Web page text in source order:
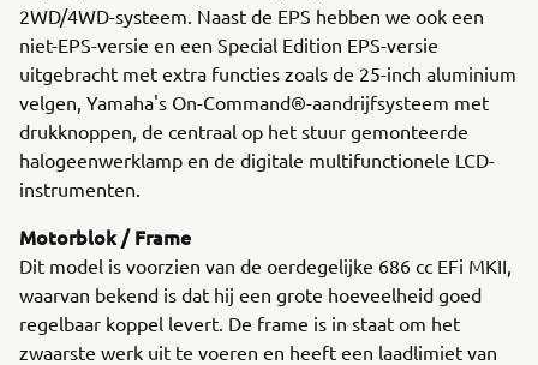
2WD/4WD-systeem. Naast de EPS hebben we ook een
niet-EPS-versie en een Special Edition EPS-versie
uitgebracht met extra functies zoals de 25-inch aluminium
velgen, Yamaha's On-Command®-aandrijfsysteem met
drukknoppen, de centraal op het stuur gemonteerde
halogeenwerklamp en de digitale multifunctionele LCD-
instrumenten.
Motorblok / Frame
Dit model is voorzien van de oerdegelijke 686 cc EFi MKII,
waarvan bekend is dat hij een grote hoeveelheid goed
regelbaar koppel levert. De frame is in staat om het
zwaarste werk uit te voeren en heeft een laadlimiet van